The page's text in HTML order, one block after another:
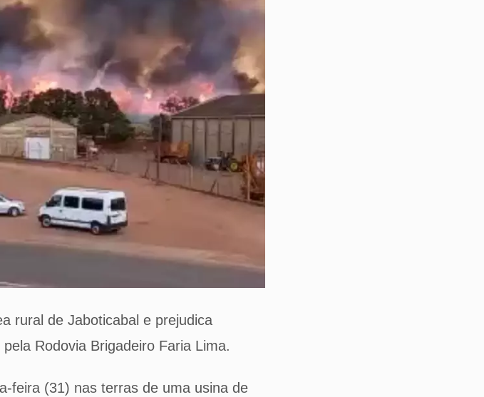
rural de Jaboticabal e prejudica
Rodovia Brigadeiro Faria Lima.
feira (31) nas terras de uma usina de